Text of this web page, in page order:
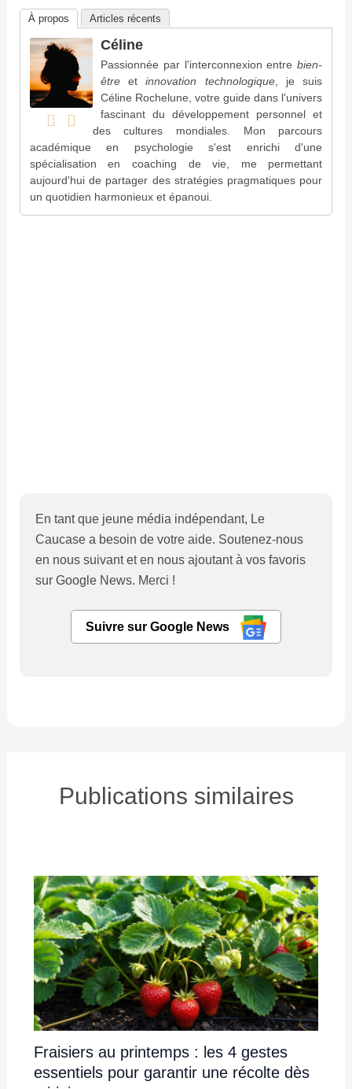
À propos Articles récents
Céline
Passionnée par l'interconnexion entrebien-
êtreetinnovation technologique, je suis
Céline Rochelune, votre guide dans l'univers
fascinant du développement personnel et
des cultures mondiales. Mon parcours
académique en psychologie s'est enrichi d'une
spécialisation en coaching de vie, me permettant
aujourd'hui de partager des stratégies pragmatiques pour
un quotidien harmonieux et épanoui.
En tant que jeune média indépendant, Le
Caucase a besoin de votre aide. Soutenez-nous
en nous suivant et en nous ajoutant à vos favoris
sur Google News. Merci !
Suivre sur Google News
Publications similaires
Fraisiers au printemps : les 4 gestes
essentiels pour garantir une récolte dès